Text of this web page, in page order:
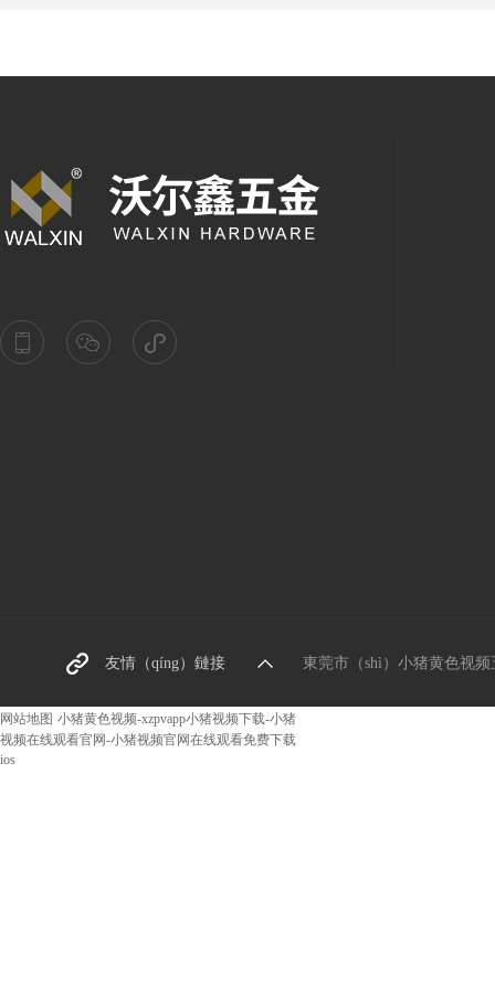
友情（qíng）鏈接
東莞螺絲廠家
東莞市（shì）小猪黄色视
网站地图 小猪黄色视频-xzpvapp小猪视频下载-小猪
视频在线观看官网-小猪视频官网在线观看免费下载
ios